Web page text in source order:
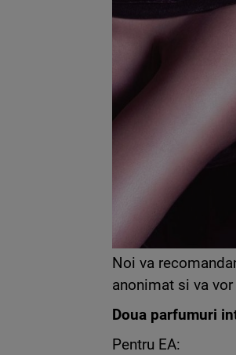
Noi va
anonimat si va
Doua parfumuri
Pentru EA: